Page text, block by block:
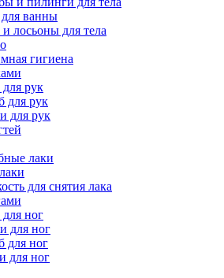
ванны
лосьоны для тела
гигиена
рук
для рук
для рук
лаки
для снятия лака
ног
для ног
для ног
для ног